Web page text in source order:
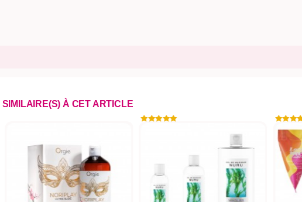
SIMILAIRE(S) À CET ARTICLE